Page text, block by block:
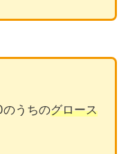
うちのグロース